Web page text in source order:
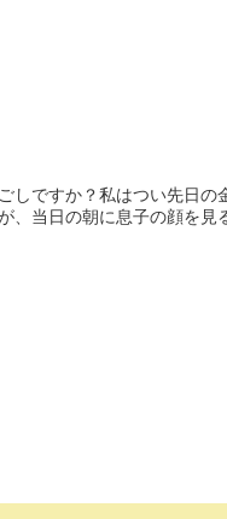
しですか？私はつい先日の
、当日の朝に息子の顔を見